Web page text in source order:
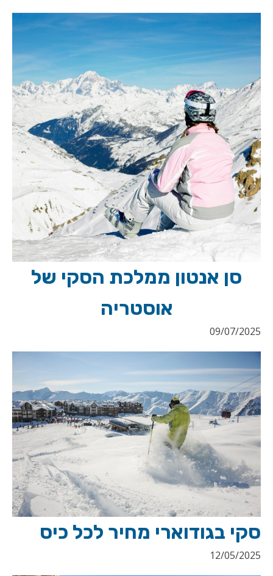
סן אנטון ממלכת הסקי של
אוסטריה
09/07/2025
סקי בגודוארי מחיר לכל כיס
12/05/2025